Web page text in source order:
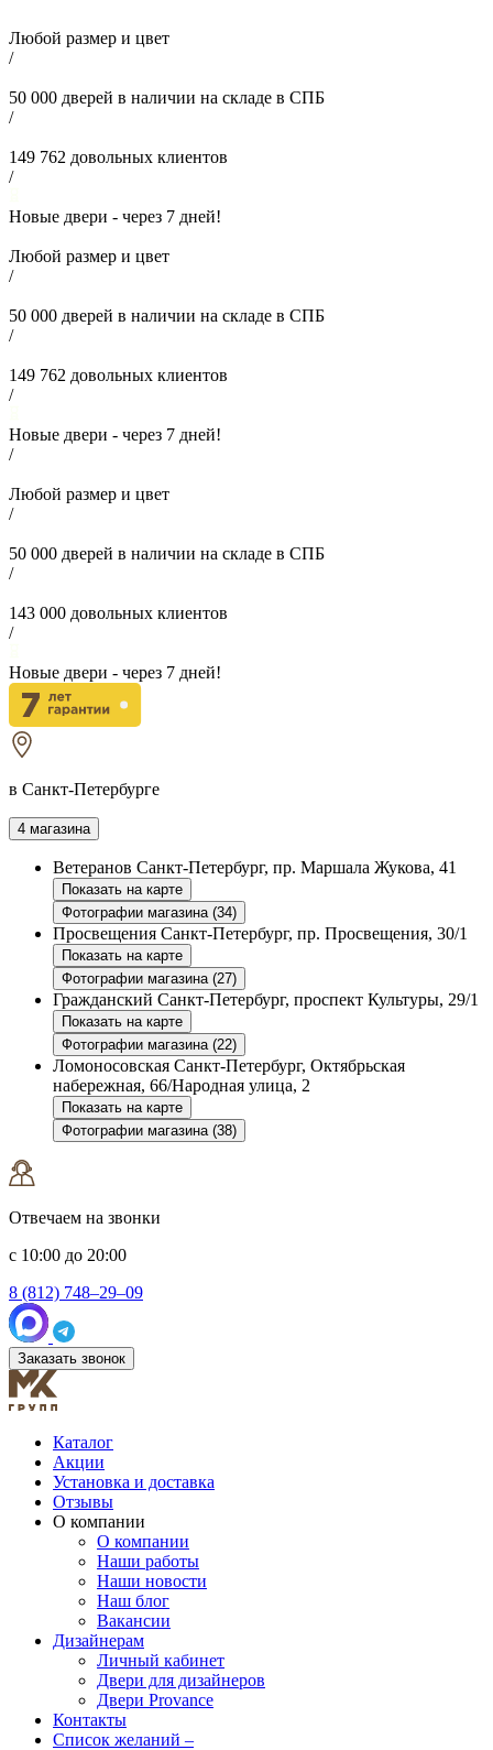
Любой размер и цвет
/
50 000 дверей в наличии на складе в СПБ
/
149 762 довольных клиентов
/
Новые двери - через 7 дней!
Любой размер и цвет
/
50 000 дверей в наличии на складе в СПБ
/
149 762 довольных клиентов
/
Новые двери - через 7 дней!
/
Любой размер и цвет
/
50 000 дверей в наличии на складе в СПБ
/
143 000 довольных клиентов
/
Новые двери - через 7 дней!
в Санкт-Петербурге
4 магазина
Ветеранов Санкт-Петербург, пр. Маршала Жукова, 41
Показать на карте
Фотографии магазина (34)
Просвещения Санкт-Петербург, пр. Просвещения, 30/1
Показать на карте
Фотографии магазина (27)
Гражданский Санкт-Петербург, проспект Культуры, 29/1
Показать на карте
Фотографии магазина (22)
Ломоносовская Санкт-Петербург, Октябрьская
набережная, 66/Народная улица, 2
Показать на карте
Фотографии магазина (38)
Отвечаем на звонки
с 10:00 до 20:00
8 (812) 748–29–09
Заказать звонок
Каталог
Акции
Установка и доставка
Отзывы
О компании
О компании
Наши работы
Наши новости
Наш блог
Вакансии
Дизайнерам
Личный кабинет
Двери для дизайнеров
Двери Provance
Контакты
Список желаний –